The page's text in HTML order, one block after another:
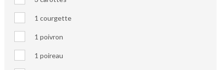
1 courgette
1 poivron
1 poireau